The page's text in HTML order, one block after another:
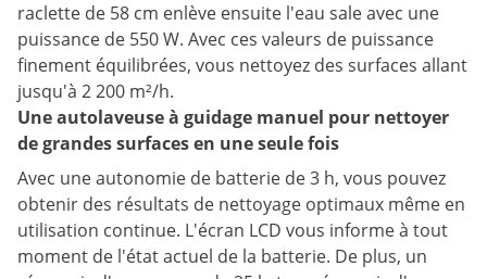
raclette de 58 cm enlève ensuite l'eau sale avec une
puissance de 550 W. Avec ces valeurs de puissance
finement équilibrées, vous nettoyez des surfaces allant
jusqu'à 2 200 m²/h.
Une autolaveuse à guidage manuel pour nettoyer
de grandes surfaces en une seule fois
Avec une autonomie de batterie de 3 h, vous pouvez
obtenir des résultats de nettoyage optimaux même en
utilisation continue. L'écran LCD vous informe à tout
moment de l'état actuel de la batterie. De plus, un